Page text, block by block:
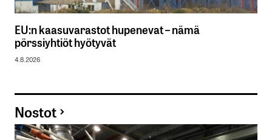
EU:n kaasuvarastot hupenevat – nämä
pörssiyhtiöt hyötyvät
4.8.2026
Nostot